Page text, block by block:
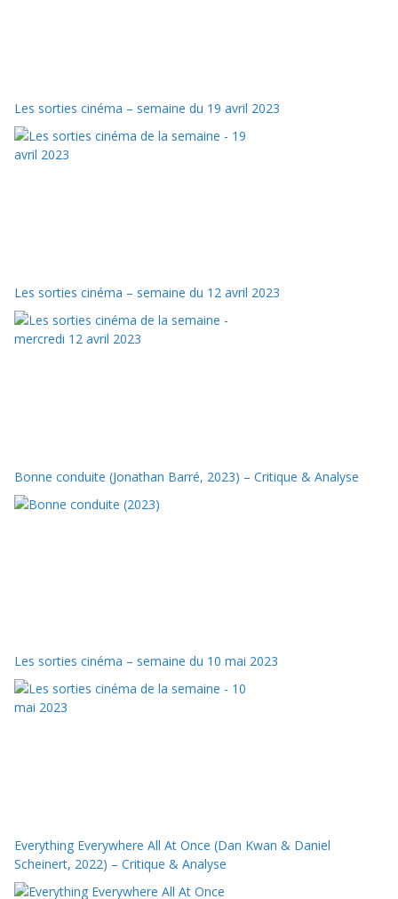
Les sorties cinéma – semaine du 19 avril 2023
Les sorties cinéma – semaine du 12 avril 2023
Bonne conduite (Jonathan Barré, 2023) – Critique & Analyse
Les sorties cinéma – semaine du 10 mai 2023
Everything Everywhere All At Once (Dan Kwan & Daniel
Scheinert, 2022) – Critique & Analyse